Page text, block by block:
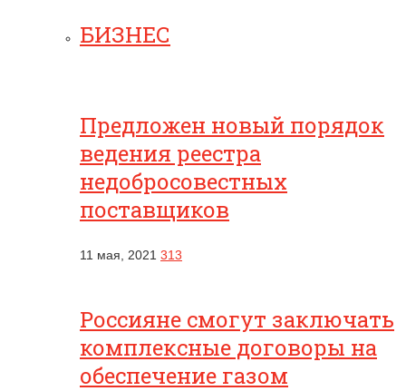
БИЗНЕС
Предложен новый порядок
ведения реестра
недобросовестных
поставщиков
11 мая, 2021 313
Россияне смогут заключать
комплексные договоры на
обеспечение газом